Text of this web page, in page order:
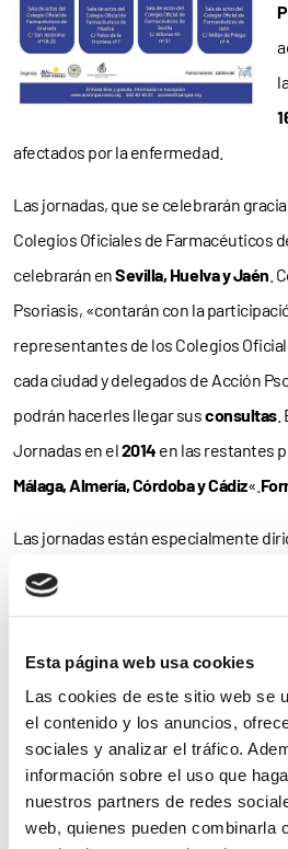
Esta página web usa cookies
Las cookies de este sitio web se
el contenido y los anuncios,
sociales y analizar el tráfico.
información sobre el uso que
nuestros partners de redes
web, quienes pueden combinarla
afectados por la enfermedad.
Las jornadas, que se celebrarán
Colegios Oficiales de Farmacéuticos
celebrarán enSevilla, Huelva y Jaén .
Psoriasis, «contarán con la
representantes de los Colegios
cada ciudad y delegados de Acción
podrán hacerles llegar susconsultas.
Jornadas en el2014 en las restantes
Málaga, Almería, Córdoba y Cádiz«.
Las jornadas están especialmente
familiares
y profesionales sanitarios.
siguiente formulario
93 280 46 22o en la dirección de
psoriasi@pangea.org.
Tras la contemplada para la tarde de
enGranada, las jornadas se